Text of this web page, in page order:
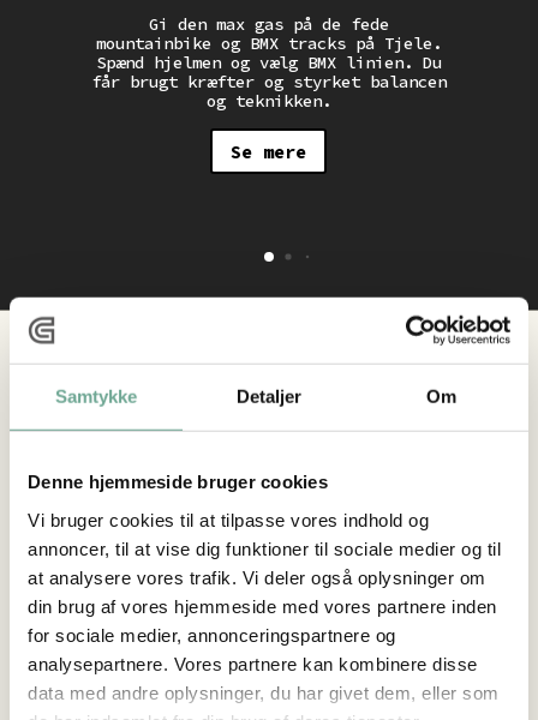
Samtykke Detaljer Om
Denne hjemmeside bruger cookies
Vi bruger cookies til at tilpasse vores indhold og
annoncer, til at vise dig funktioner til sociale medier og til
at analysere vores trafik. Vi deler også oplysninger om
din brug af vores hjemmeside med vores partnere inden
for sociale medier, annonceringspartnere og
analysepartnere. Vores partnere kan kombinere disse
data med andre oplysninger, du har givet dem, eller som
Gi den max gas på de fede
mountainbike og BMX tracks på Tjele.
Spænd hjelmen og vælg BMX linien. Du
får brugt kræfter og styrket balancen
og teknikken.
Se mere